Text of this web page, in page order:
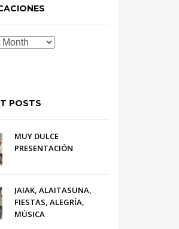
POSTS
MUY DULCE
PRESENTACIÓN
JAIAK, ALAITASUNA,
FIESTAS, ALEGRÍA,
MÚSICA